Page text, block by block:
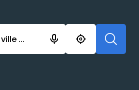
pour lancer l’enregistrement.